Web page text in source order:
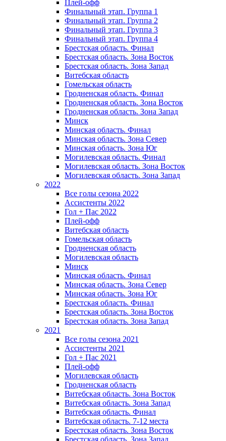
Плей-офф
Финальный этап. Группа 1
Финальный этап. Группа 2
Финальный этап. Группа 3
Финальный этап. Группа 4
Брестская область. Финал
Брестская область. Зона Восток
Брестская область. Зона Запад
Витебская область
Гомельская область
Гродненская область. Финал
Гродненская область. Зона Восток
Гродненская область. Зона Запад
Минск
Минская область. Финал
Минская область. Зона Север
Минская область. Зона Юг
Могилевская область. Финал
Могилевская область. Зона Восток
Могилевская область. Зона Запад
2022
Все голы сезона 2022
Ассистенты 2022
Гол + Пас 2022
Плей-офф
Витебская область
Гомельская область
Гродненская область
Могилевская область
Минск
Mинская область. Финал
Минская область. Зона Север
Минская область. Зона Юг
Брестская область. Финал
Брестская область. Зона Восток
Брестская область. Зона Запад
2021
Все голы сезона 2021
Ассистенты 2021
Гол + Пас 2021
Плей-офф
Могилевская область
Гродненская область
Витебская область. Зона Восток
Витебская область. Зона Запад
Витебская область. Финал
Витебская область. 7-12 места
Брестская область. Зона Восток
Брестская область. Зона Запад